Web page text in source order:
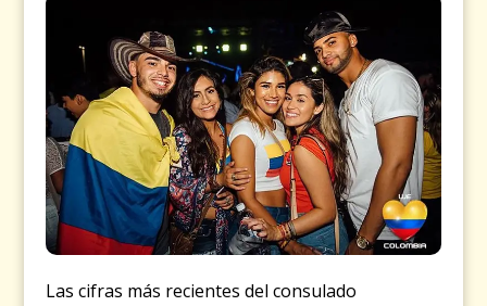
Las cifras más recientes del consulado